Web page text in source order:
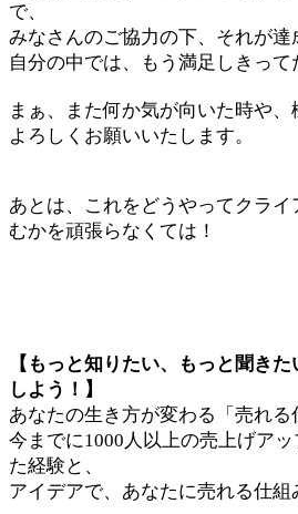
で、
みなさんのご協力の下、それが達
自分の中では、もう満足しきって
まぁ、また何か気が向いた時や
よろしくお願いいたします。
あとは、これをどうやってクラ
むかを頑張らなくては！
【もっと知りたい、もっと聞き
しよう！】
あなたの生き方が変わる「売れる
今までに1000人以上の売上げア
た経験と、
アイデアで、あなたに売れる仕組